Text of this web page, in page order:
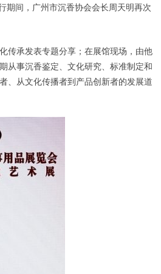
期间，广州市沉香协会会长周天明再次
传承发表专题分享；在展馆现场，由他
从事沉香鉴定、文化研究、标准制定和
、从文化传播者到产品创新者的发展道